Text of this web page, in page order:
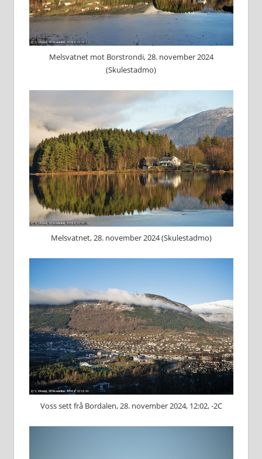
Melsvatnet mot Borstrondi, 28. november 2024
(Skulestadmo)
Melsvatnet, 28. november 2024 (Skulestadmo)
Voss sett frå Bordalen, 28. november 2024, 12:02, -2C